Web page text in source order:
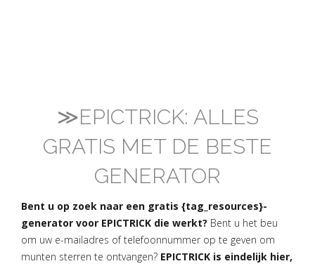
≫EPICTRICK: ALLES
GRATIS MET DE BESTE
GENERATOR
Bent u op zoek naar een gratis {tag_resources}-
generator voor EPICTRICK die werkt? Bent u het beu
om uw e-mailadres of telefoonnummer op te geven om
munten sterren te ontvangen? EPICTRICK is eindelijk hier,